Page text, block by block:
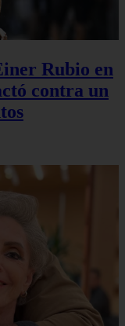
Rubio en
contra un